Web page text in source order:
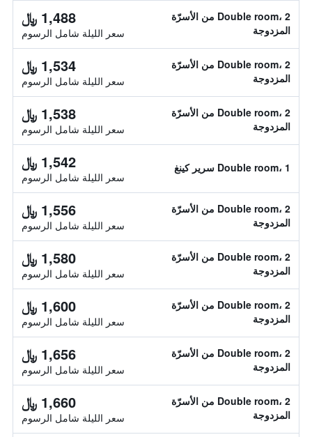
Double room، 2 من الأسرّة
المزدوجة
1,488 ﷼
سعر الليلة شامل الرسوم
Double room، 2 من الأسرّة
المزدوجة
1,534 ﷼
سعر الليلة شامل الرسوم
Double room، 2 من الأسرّة
المزدوجة
1,538 ﷼
سعر الليلة شامل الرسوم
Double room، 1 سرير كينغ 1,542 ﷼
سعر الليلة شامل الرسوم
Double room، 2 من الأسرّة
المزدوجة
1,556 ﷼
سعر الليلة شامل الرسوم
Double room، 2 من الأسرّة
المزدوجة
1,580 ﷼
سعر الليلة شامل الرسوم
Double room، 2 من الأسرّة
المزدوجة
1,600 ﷼
سعر الليلة شامل الرسوم
Double room، 2 من الأسرّة
المزدوجة
1,656 ﷼
سعر الليلة شامل الرسوم
Double room، 2 من الأسرّة
المزدوجة
1,660 ﷼
سعر الليلة شامل الرسوم